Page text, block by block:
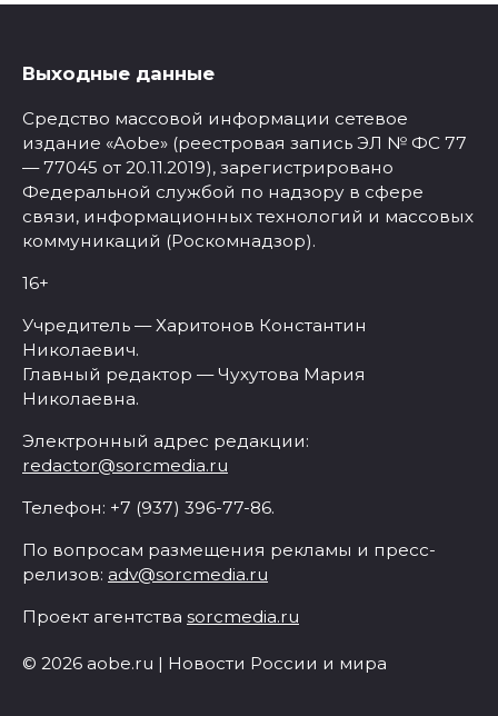
Выходные данные
Средство массовой информации сетевое
издание «Aobe» (реестровая запись ЭЛ № ФС 77
— 77045 от 20.11.2019), зарегистрировано
Федеральной службой по надзору в сфере
связи, информационных технологий и массовых
коммуникаций (Роскомнадзор).
16+
Учредитель — Харитонов Константин
Николаевич.
Главный редактор — Чухутова Мария
Николаевна.
Электронный адрес редакции:
redactor@sorcmedia.ru
Телефон: +7 (937) 396-77-86.
По вопросам размещения рекламы и пресс-
релизов: adv@sorcmedia.ru
Проект агентства sorcmedia.ru
© 2026 aobe.ru | Новости России и мира